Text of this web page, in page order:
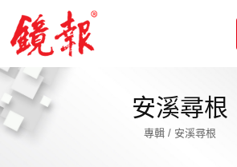
安溪尋根
專輯 / 安溪尋根